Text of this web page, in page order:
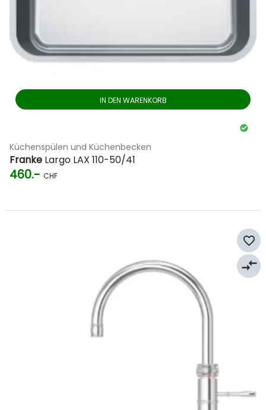
IN DEN WARENKORB
Küchenspülen und Küchenbecken
Franke Largo LAX 110-50/41
460.- CHF
favorite_border
compare_arrows